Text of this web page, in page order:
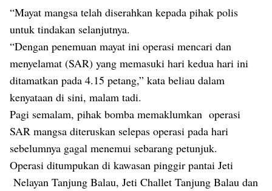
“Mayat mangsa telah diserahkan kepada pihak polis
untuk tindakan selanjutnya.
“Dengan penemuan mayat ini operasi mencari dan
menyelamat (SAR) yang memasuki hari kedua hari ini
ditamatkan pada 4.15 petang,” kata beliau dalam
kenyataan di sini, malam tadi.
Pagi semalam, pihak bomba memaklumkan operasi
SAR mangsa diteruskan selepas operasi pada hari
sebelumnya gagal menemui sebarang petunjuk.
Operasi ditumpukan di kawasan pinggir pantai Jeti
Nelayan Tanjung Balau, Jeti Challet Tanjung Balau dan